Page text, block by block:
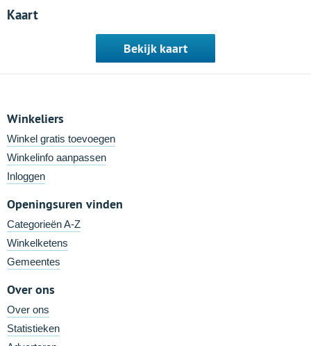
Kaart
Bekijk kaart
Winkeliers
Winkel gratis toevoegen
Winkelinfo aanpassen
Inloggen
Openingsuren vinden
Categorieën A-Z
Winkelketens
Gemeentes
Over ons
Over ons
Statistieken